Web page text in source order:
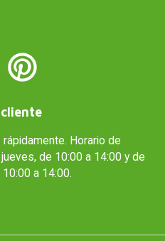
Horario de
de 10:00 a 14:00 y de
a 14:00.